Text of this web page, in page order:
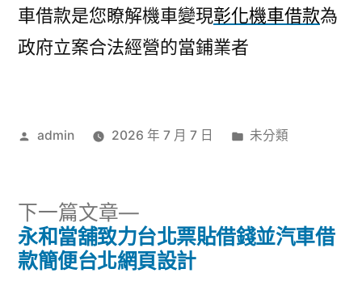
車借款是您瞭解機車變現彰化機車借款為
政府立案合法經營的當鋪業者
作
admin 2026 年 7 月 7 日
分
未分類
文
下一篇文章
下
一
篇
永和當舖致力台北票貼借錢並汽車借
款簡便台北網頁設計